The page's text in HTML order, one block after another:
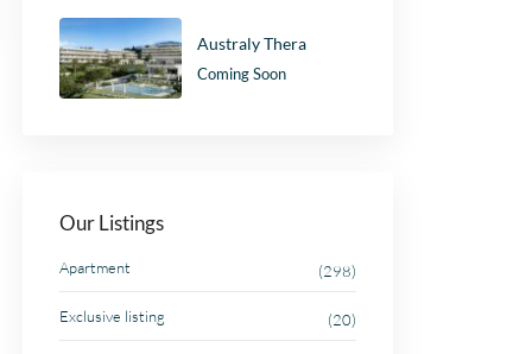
Australy Thera
Coming Soon
Our Listings
Apartment (298)
Exclusive listing (20)